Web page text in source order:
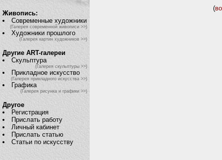
Живопись:
Современные художники
(Галерея современной живописи >>)
Художники прошлого
(Галерея картин художников >>)
Другие ART-галереи
Скульптура
(Галерея скульптуры >>)
Прикладное искусство
(Галерея прикладного искусства >>)
Графика
(Галерея рисунка и графики >>)
Другое
Регистрация
Прислать работу
Личный кабинет
Прислать статью
Статьи по искусству
(